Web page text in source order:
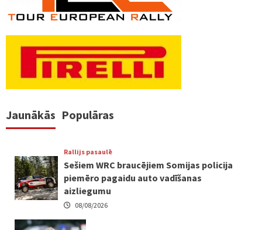
Jaunākās Populāras
Rallijs pasaulē
Sešiem WRC braucējiem Somijas policija
piemēro pagaidu auto vadīšanas
aizliegumu
08/08/2026